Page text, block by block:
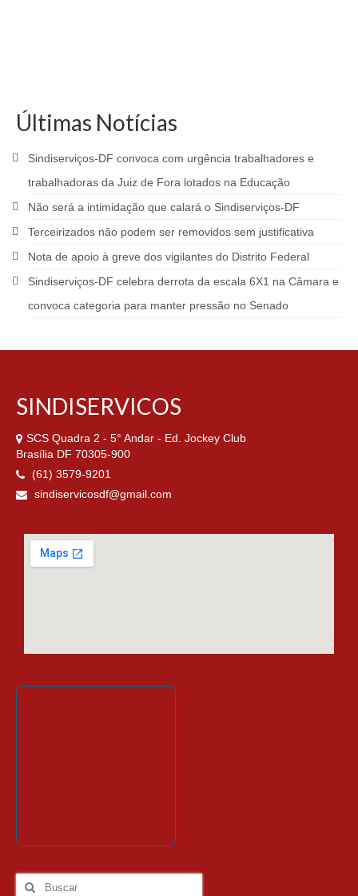
Últimas Notícias
Sindiserviços-DF convoca com urgência trabalhadores e
trabalhadoras da Juiz de Fora lotados na Educação
Não será a intimidação que calará o Sindiserviços-DF
Terceirizados não podem ser removidos sem justificativa
Nota de apoio à greve dos vigilantes do Distrito Federal
Sindiserviços-DF celebra derrota da escala 6X1 na Câmara e
convoca categoria para manter pressão no Senado
SINDISERVICOS
SCS Quadra 2 - 5° Andar - Ed. Jockey Club
Brasília DF 70305-900
(61) 3579-9201
sindiservicosdf@gmail.com